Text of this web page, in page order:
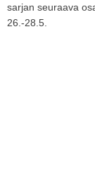
sarjan seuraava
26.-28.5.